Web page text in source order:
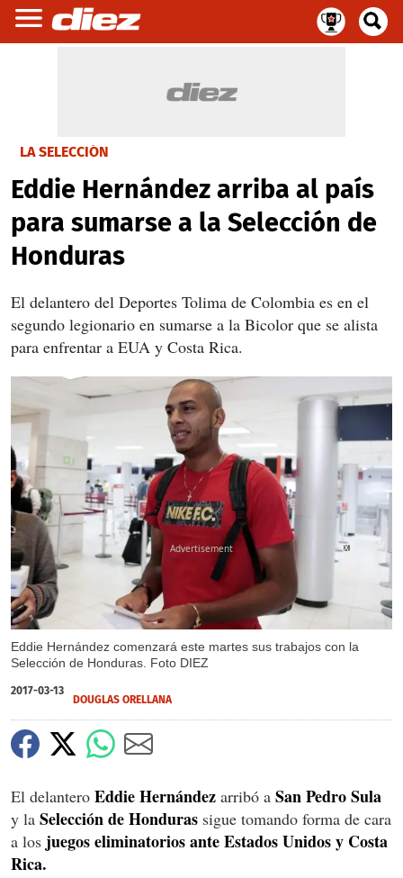
LA SELECCIÓN
Eddie Hernández arriba al país
para sumarse a la Selección de
Honduras
El delantero del Deportes Tolima de Colombia es en el
segundo legionario en sumarse a la Bicolor que se alista
para enfrentar a EUA y Costa Rica.
Eddie Hernández comenzará este martes sus trabajos con la
Selección de Honduras. Foto DIEZ
X
2017-03-13
DOUGLAS ORELLANA
El delantero Eddie Hernández arribó a San Pedro Sula
y la Selección de Honduras sigue tomando forma de cara
a los juegos eliminatorios ante Estados Unidos y Costa
Rica.